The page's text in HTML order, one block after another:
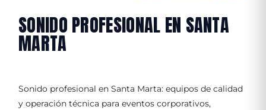
SONIDO PROFESIONAL EN SANTA
MARTA
Sonido profesional en Santa Marta: equipos de calidad
y operación técnica para eventos corporativos,